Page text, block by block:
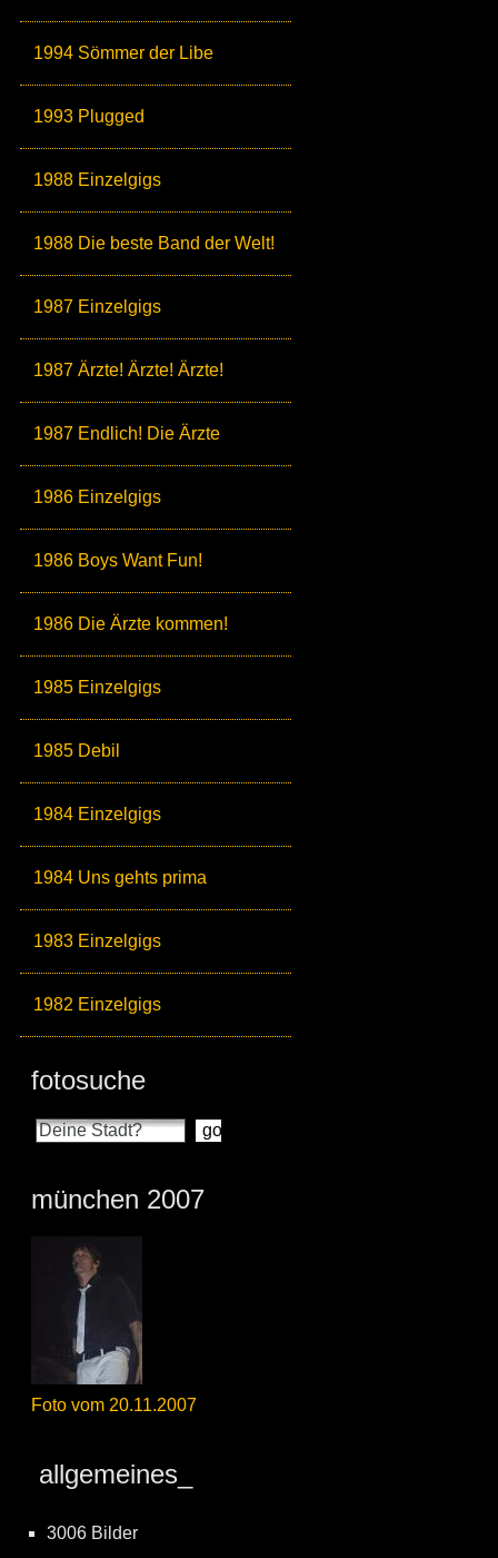
1994 Sömmer der Libe
1993 Plugged
1988 Einzelgigs
1988 Die beste Band der Welt!
1987 Einzelgigs
1987 Ärzte! Ärzte! Ärzte!
1987 Endlich! Die Ärzte
1986 Einzelgigs
1986 Boys Want Fun!
1986 Die Ärzte kommen!
1985 Einzelgigs
1985 Debil
1984 Einzelgigs
1984 Uns gehts prima
1983 Einzelgigs
1982 Einzelgigs
fotosuche
münchen 2007
Foto vom 20.11.2007
allgemeines_
3006 Bilder